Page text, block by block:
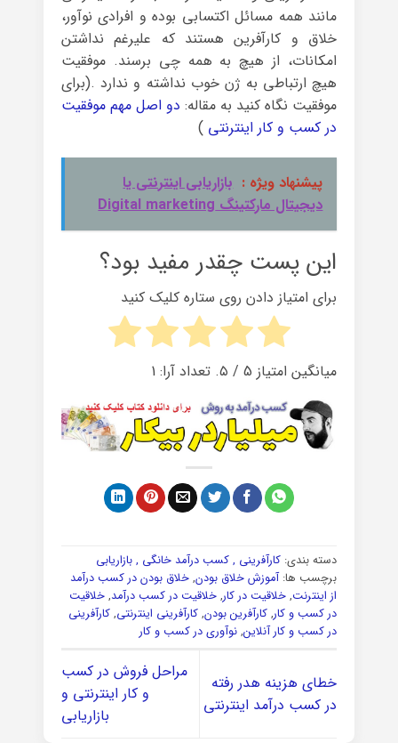
مانند همه مسائل اکتسابی بوده و افرادی نوآور،
خلاق و کارآفرین هستند که علیرغم نداشتن
امکانات، از هیچ به همه چی برسند. موفقیت
هیچ ارتباطی به ژن خوب نداشته و ندارد .(برای
موفقیت نگاه کنید به مقاله: دو اصل مهم موفقیت
در کسب و کار اینترنتی )
پیشنهاد ویژه : بازاریابی اینترنتی یا
دیجیتال مارکتینگ Digital marketing
این پست چقدر مفید بود؟
برای امتیاز دادن روی ستاره کلیک کنید
میانگین امتیاز 5/ ۵. تعداد آرا: 1
دسته بندی: کارآفرینی , کسب درآمد خانگی , بازاریابی
برچسب ها:آموزش خلاق بودن, خلاق بودن در کسب درآمد
از اینترنت, خلاقیت در کار, خلاقیت در کسب درآمد, خلاقیت
در کسب و کار, کارآفرین بودن, کارآفرینی اینترنتی, کارآفرینی
در کسب و کار آنلاین, نوآوری در کسب و کار
خطای هزینه هدر رفته
در کسب درآمد اینترنتی
مراحل فروش در کسب
و کار اینترنتی و
بازاریابی